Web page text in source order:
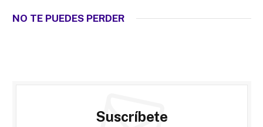
NO TE PUEDES PERDER
Suscríbete